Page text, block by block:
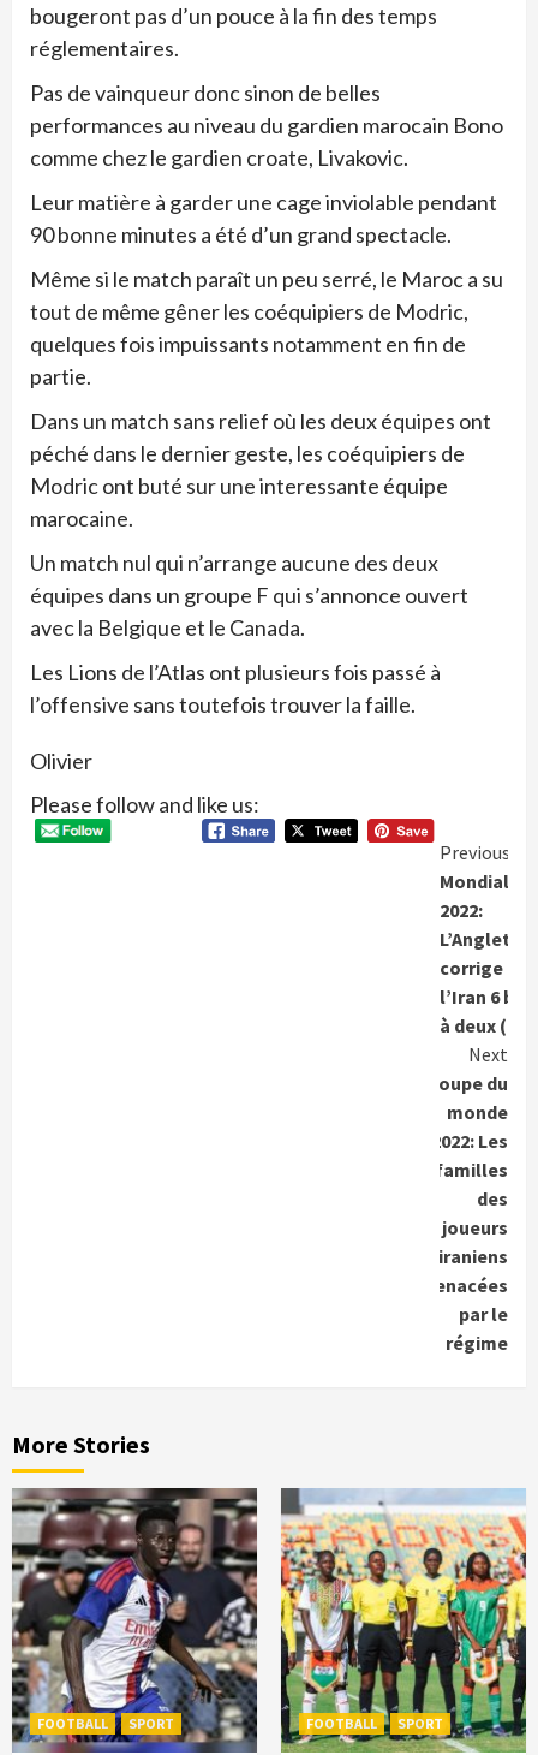
bougeront pas d’un pouce à la fin des temps
réglementaires.
Pas de vainqueur donc sinon de belles
performances au niveau du gardien marocain Bono
comme chez le gardien croate, Livakovic.
Leur matière à garder une cage inviolable pendant
90 bonne minutes a été d’un grand spectacle.
Même si le match paraît un peu serré, le Maroc a su
tout de même gêner les coéquipiers de Modric,
quelques fois impuissants notamment en fin de
partie.
Dans un match sans relief où les deux équipes ont
péché dans le dernier geste, les coéquipiers de
Modric ont buté sur une interessante équipe
marocaine.
Un match nul qui n’arrange aucune des deux
équipes dans un groupe F qui s’annonce ouvert
avec la Belgique et le Canada.
Les Lions de l’Atlas ont plusieurs fois passé à
l’offensive sans toutefois trouver la faille.
Olivier
Please follow and like us:
Previous
Mondial
2022:
corrige
l’Iran 6
à deux (6-
Next
Coupe du
monde
2022: Les
familles
des
joueurs
iraniens
menacées
par le
régime
More Stories
FOOTBALL SPORT FOOTBALL SPORT